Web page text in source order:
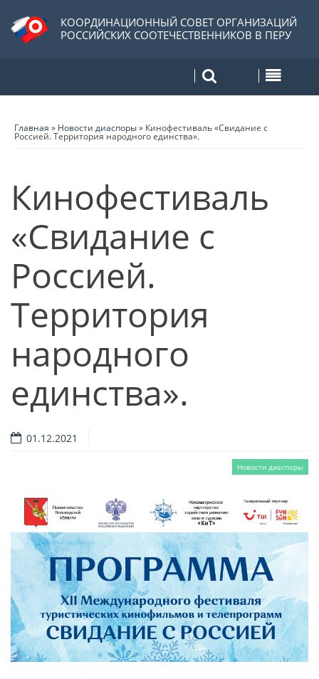
КООРДИНАЦИОННЫЙ СОВЕТ ОРГАНИЗАЦИЙ
РОССИЙСКИХ СООТЕЧЕСТВЕННИКОВ В ПЕРУ
Главная » Новости диаспоры» Кинофестиваль «Свидание с
Россией. Территория народного единства».
Кинофестиваль
«Свидание с
Россией.
Территория
народного
единства».
01.12.2021
Новости диаспоры